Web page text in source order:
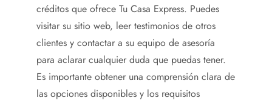
créditos que ofrece Tu Casa Express. Puedes
visitar su sitio web, leer testimonios de otros
clientes y contactar a su equipo de asesoría
para aclarar cualquier duda que puedas tener.
Es importante obtener una comprensión clara de
las opciones disponibles y los requisitos